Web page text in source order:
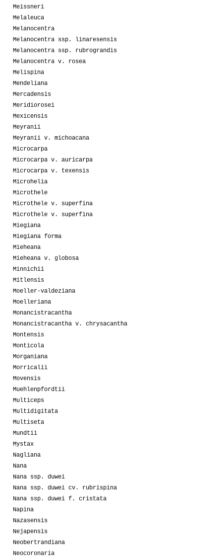
Meissneri
Melaleuca
Melanocentra
Melanocentra ssp. linaresensis
Melanocentra ssp. rubrograndis
Melanocentra v. rosea
Melispina
Mendeliana
Mercadensis
Meridiorosei
Mexicensis
Meyranii
Meyranii v. michoacana
Microcarpa
Microcarpa v. auricarpa
Microcarpa v. texensis
Microhelia
Microthele
Microthele v. superfina
Microthele v. superfina
Miegiana
Miegiana forma
Mieheana
Mieheana v. globosa
Minnichii
Mitlensis
Moeller-valdeziana
Moelleriana
Monancistracantha
Monancistracantha v. chrysacantha
Montensis
Monticola
Morganiana
Morricalii
Movensis
Muehlenpfordtii
Multiceps
Multidigitata
Multiseta
Mundtii
Mystax
Nagliana
Nana
Nana ssp. duwei
Nana ssp. duwei cv. rubrispina
Nana ssp. duwei f. cristata
Napina
Nazasensis
Nejapensis
Neobertrandiana
Neocoronaria